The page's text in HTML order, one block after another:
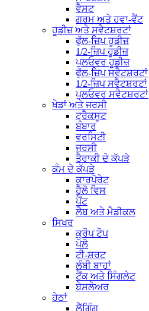
ਵੈਸਟ
ਗਰਮ ਅਤੇ ਹਵਾ-ਵੈਂਟ
ਹੂਡੀਜ਼ ਅਤੇ ਸਵੈਟਸ਼ਰਟਾਂ
ਫੁੱਲ-ਜ਼ਿਪ ਹੂਡੀਜ਼
1/2-ਜ਼ਿਪ ਹੂਡੀਜ਼
ਪੁਲਓਵਰ ਹੂਡੀਜ਼
ਫੁੱਲ-ਜ਼ਿਪ ਸਵੈਟਸ਼ਰਟਾਂ
1/2-ਜ਼ਿਪ ਸਵੈਟਸ਼ਰਟਾਂ
ਪੁਲਓਵਰ ਸਵੈਟਸ਼ਰਟਾਂ
ਖੇਡਾਂ ਅਤੇ ਜਰਸੀ
ਟ੍ਰੈਕਸੂਟ
ਬੰਬਾਰ
ਵਰਸਿਟੀ
ਜਰਸੀ
ਤੈਰਾਕੀ ਦੇ ਕੱਪੜੇ
ਕੰਮ ਦੇ ਕੱਪੜੇ
ਕਾਰਪੋਰੇਟ
ਹੈਲੋ ਵਿਸ
ਪੈਂਟ
ਲੈਬ ਅਤੇ ਮੈਡੀਕਲ
ਸਿਖਰ
ਕ੍ਰੌਪ ਟੌਪ
ਪੋਲੋ
ਟੀ-ਸ਼ਰਟ
ਲੰਬੀ ਬਾਹਾਂ
ਟੈਂਕ ਅਤੇ ਸਿੰਗਲੇਟ
ਬੇਸਲੇਅਰ
ਹੇਠਾਂ
ਲੈੱਗਿੰਗ